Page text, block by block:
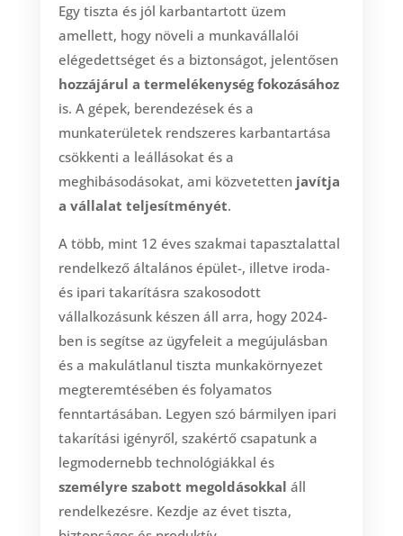
Egy tiszta és jól karbantartott üzem
amellett, hogy növeli a munkavállalói
elégedettséget és a biztonságot, jelentősen
hozzájárul a termelékenység fokozásához
is. A gépek, berendezések és a
munkaterületek rendszeres karbantartása
csökkenti a leállásokat és a
meghibásodásokat, ami közvetetten javítja
a vállalat teljesítményét.
A több, mint 12 éves szakmai tapasztalattal
rendelkező általános épület-, illetve iroda-
és ipari takarításra szakosodott
vállalkozásunk készen áll arra, hogy 2024-
ben is segítse az ügyfeleit a megújulásban
és a makulátlanul tiszta munkakörnyezet
megteremtésében és folyamatos
fenntartásában. Legyen szó bármilyen ipari
takarítási igényről, szakértő csapatunk a
legmodernebb technológiákkal és
személyre szabott megoldásokkal áll
rendelkezésre. Kezdje az évet tiszta,